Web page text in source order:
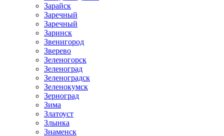
Зарайск
Заречный
Заречный
Заринск
Звенигород
Зверево
Зеленогорск
Зеленоград
Зеленоградск
Зеленокумск
Зерноград
Зима
Златоуст
Злынка
Знаменск